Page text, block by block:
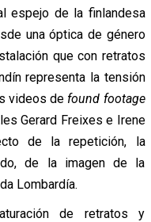
espejo de la finlandesa
una óptica de género
que con retratos
representa la tensión
videos de found footage
Gerard Freixes e Irene
de la repetición, la
de la imagen de la
Lombardía.
de retratos y